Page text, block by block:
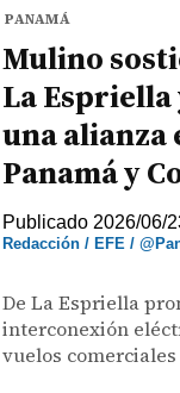
PANAMÁ
Mulino
La
una
Panamá y
Publicado 2026/06/
Redacción / EFE /
De La Espriella
interconexión
vuelos